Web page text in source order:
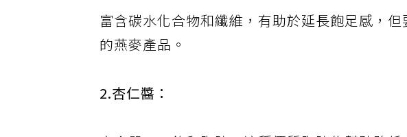
富含碳水化合物和纖維，有助於延長飽足感，
的燕麥產品。
2.杏仁醬：